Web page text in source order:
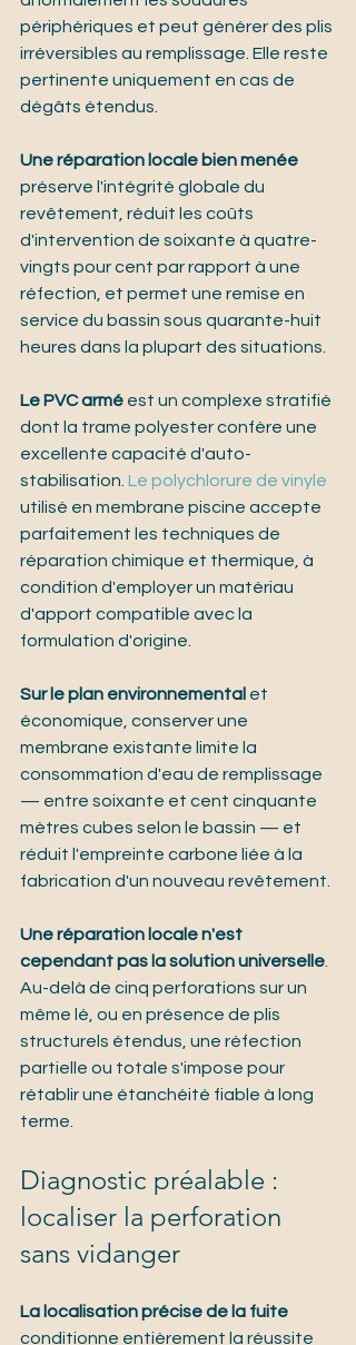
périphériques et peut générer des plis
irréversibles au remplissage. Elle reste
pertinente uniquement en cas de
dégâts étendus.
Une réparation locale bien menée
préserve l'intégrité globale du
revêtement, réduit les coûts
d'intervention de soixante à quatre-
vingts pour cent par rapport à une
réfection, et permet une remise en
service du bassin sous quarante-huit
heures dans la plupart des situations.
Le PVC armé est un complexe stratifié
dont la trame polyester confère une
excellente capacité d'auto-
stabilisation. Le polychlorure de vinyle
utilisé en membrane piscine accepte
parfaitement les techniques de
réparation chimique et thermique, à
condition d'employer un matériau
d'apport compatible avec la
formulation d'origine.
Sur le plan environnemental et
économique, conserver une
membrane existante limite la
consommation d'eau de remplissage
— entre soixante et cent cinquante
mètres cubes selon le bassin — et
réduit l'empreinte carbone liée à la
fabrication d'un nouveau revêtement.
Une réparation locale n'est
cependant pas la solution universelle.
Au-delà de cinq perforations sur un
même lé, ou en présence de plis
structurels étendus, une réfection
partielle ou totale s'impose pour
rétablir une étanchéité fiable à long
terme.
Diagnostic préalable :
localiser la perforation
sans vidanger
La localisation précise de la fuite
conditionne entièrement la réussite